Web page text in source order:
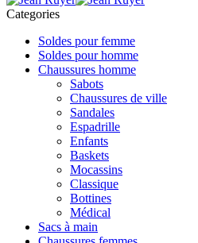
Categories
Soldes pour femme
Soldes pour homme
Chaussures homme
Sabots
Chaussures de ville
Sandales
Espadrille
Enfants
Baskets
Mocassins
Classique
Bottines
Médical
Sacs à main